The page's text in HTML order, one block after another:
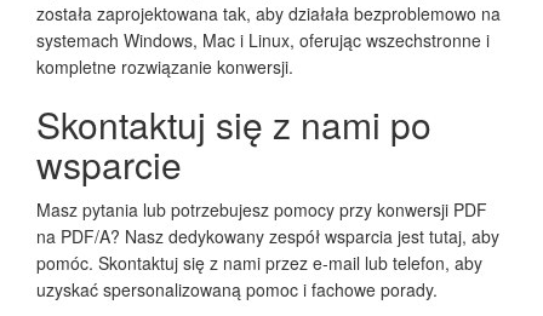
została zaprojektowana tak, aby działała bezproblemowo na
systemach Windows, Mac i Linux, oferując wszechstronne i
kompletne rozwiązanie konwersji.
Skontaktuj się z nami po
wsparcie
Masz pytania lub potrzebujesz pomocy przy konwersji PDF
na PDF/A? Nasz dedykowany zespół wsparcia jest tutaj, aby
pomóc. Skontaktuj się z nami przez e-mail lub telefon, aby
uzyskać spersonalizowaną pomoc i fachowe porady.